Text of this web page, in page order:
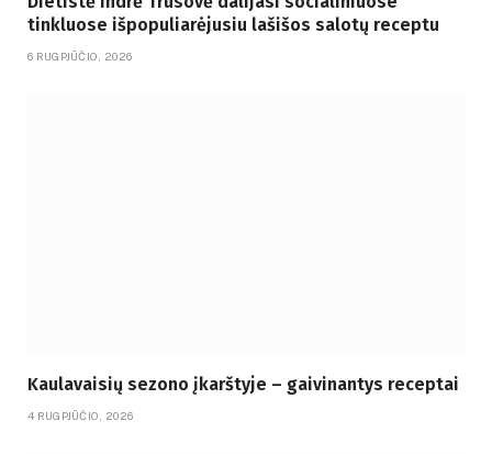
tinkluose išpopuliarėjusiu lašišos salotų receptu
6 RUGPJŪČIO, 2026
Kaulavaisių sezono įkarštyje – gaivinantys receptai
4 RUGPJŪČIO, 2026